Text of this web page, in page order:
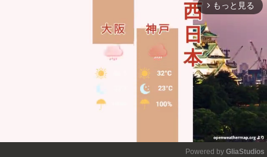
Mute
arrow_forward_ios もっと見る
Powered by GliaStudios